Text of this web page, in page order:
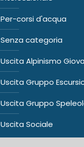
Per-corsi d'acqua
Senza categoria
Uscita Alpinismo
Uscita Gruppo
Uscita Gruppo
Uscita Sociale